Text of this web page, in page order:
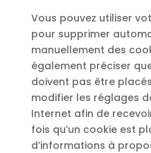
Vous pouvez utiliser
pour supprimer
manuellement des
également préciser
doivent pas être
modifier les réglages
Internet afin de
fois qu’un cookie est
d’informations à